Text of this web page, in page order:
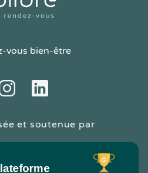
vous bien-être
LinkedIn
et soutenue par